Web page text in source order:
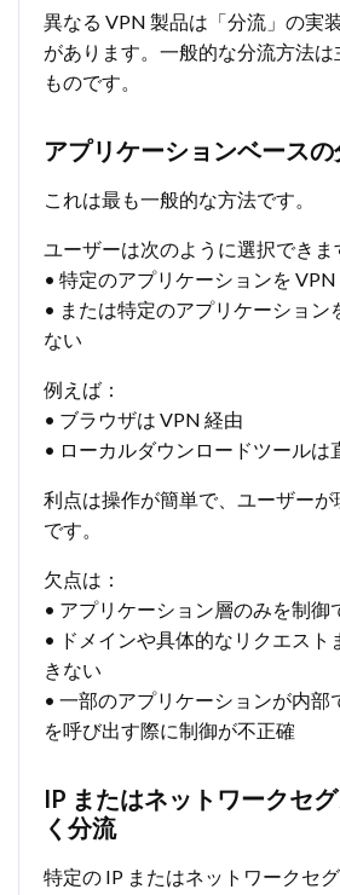
異なる VPN 製品は「分流」の実
があります。一般的な分流方法
ものです。
アプリケーションベース
これは最も一般的な方法です。
ユーザーは次のように選択できま
• 特定のアプリケーションを
• または特定のアプリケーション
ない
例えば：
• ブラウザは VPN 経由
• ローカルダウンロードツールは
利点は操作が簡単で、ユーザーが
です。
欠点は：
• アプリケーション層のみを制御
• ドメインや具体的なリクエスト
きない
• 一部のアプリケーションが内部
を呼び出す際に制御が不正確
IP またはネットワークセ
く分流
特定の IP またはネットワークセ